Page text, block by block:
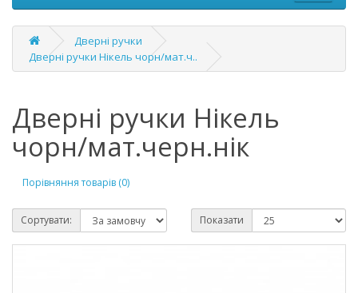
Дверні ручки
Дверні ручки Нікель чорн/мат.ч..
Дверні ручки Нікель
чорн/мат.черн.нік
Порівняння товарів (0)
Сортувати: Показати